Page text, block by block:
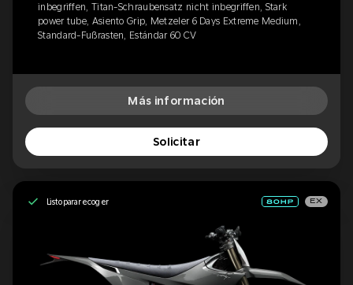
inbegriffen, Titan-Schraubensatz nicht inbegriffen, Stark
power tube, Asiento Grip, Metzeler 6 Days Extreme Medium,
Standard-Fußrasten, Estándar 60 CV
Más información
Solicitar
Listo para recoger EX